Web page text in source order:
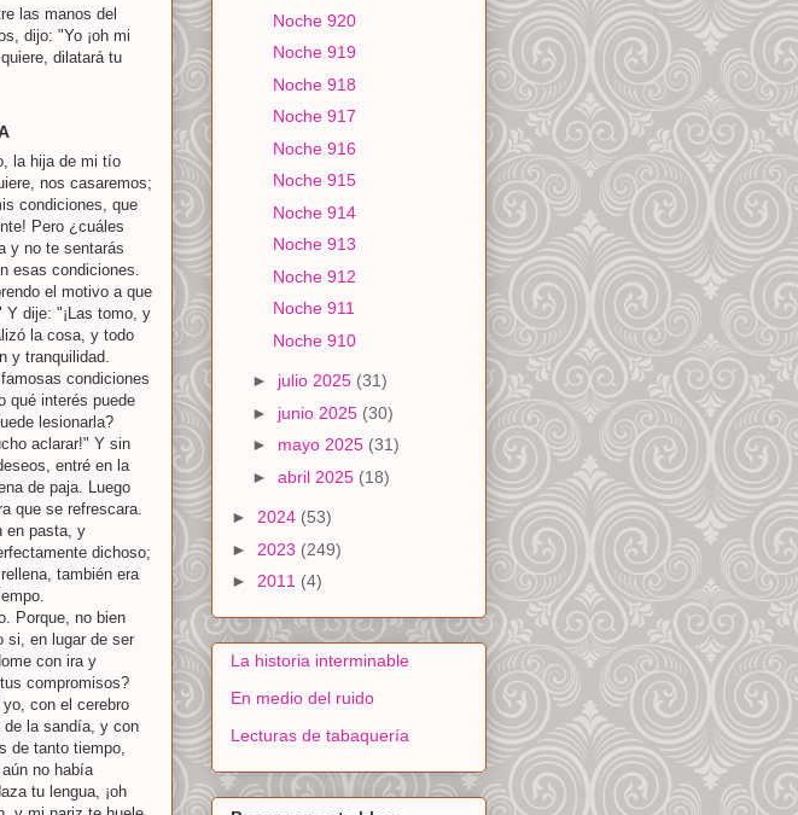
las manos del
dijo: "Yo ¡oh mi
dilatará tu
la hija de mi tío
nos casaremos;
condiciones, que
Pero ¿cuáles
y no te sentarás
esas condiciones.
el motivo a que
Y dije: "¡Las tomo, y
la cosa, y todo
y tranquilidad.
condiciones
qué interés puede
lesionarla?
aclarar!" Y sin
entré en la
de paja. Luego
que se refrescara.
en pasta, y
dichoso;
también era
Porque, no bien
si, en lugar de ser
con ira y
compromisos?
con el cerebro
de la sandía, y con
de tanto tiempo,
no había
tu lengua, ¡oh
Noche 920
Noche 919
Noche 918
Noche 917
Noche 916
Noche 915
Noche 914
Noche 913
Noche 912
Noche 911
Noche 910
► julio 2025 (31)
► junio 2025 (30)
► mayo 2025 (31)
► abril 2025 (18)
► 2024 (53)
► 2023 (249)
► 2011 (4)
La historia interminable
En medio del ruido
Lecturas de tabaquería